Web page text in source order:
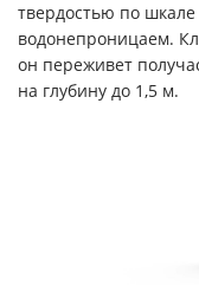
твердостью по
водонепроницаем.
он переживет
на глубину до 1,5 м.